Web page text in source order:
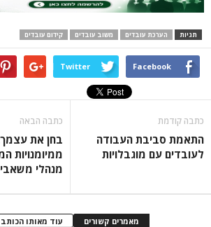
עובדים משוב עובדים קידום עובדים
Twitter
העבודה
מוגבלויות
בחן את עצמך: כמה
ממיומנויות המפתח של
מנהלי משאבי אנוש יש לך?
עוד מאותו הכותב